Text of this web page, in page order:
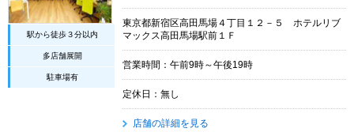
駅から徒歩３分以内
多店舗展開
駐車場有
東京都新宿区高田馬場４丁目１２－５ ホテルリブ
マックス高田馬場駅前１Ｆ
営業時間：午前9時～午後19時
定休日：無し
店舗の詳細を見る